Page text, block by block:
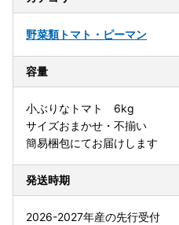
野菜類 トマト・ピーマン
容量
小ぶりなトマト 6kg
サイズおまかせ・不揃い
簡易梱包にてお届けします
発送時期
2026-2027年産の先行受付